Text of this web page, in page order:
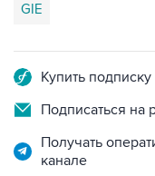
GIE
Купить
Подписаться на
Получать
канале